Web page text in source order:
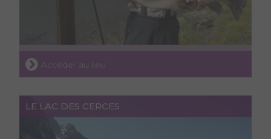
Accéder au lieu
LE LAC DES CERCES